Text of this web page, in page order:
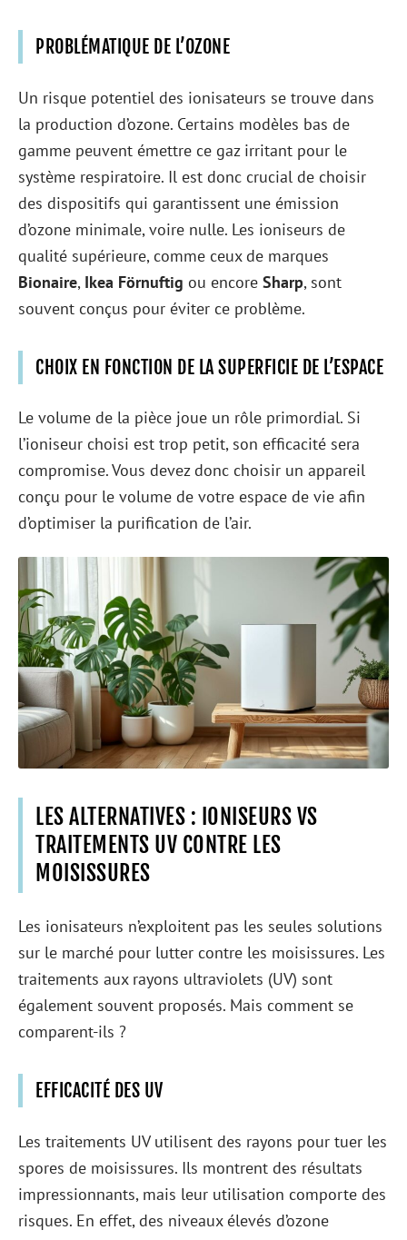
PROBLÉMATIQUE DE L’OZONE
Un risque potentiel des ionisateurs se trouve dans
la production d’ozone. Certains modèles bas de
gamme peuvent émettre ce gaz irritant pour le
système respiratoire. Il est donc crucial de choisir
des dispositifs qui garantissent une émission
d’ozone minimale, voire nulle. Les ioniseurs de
qualité supérieure, comme ceux de marques
Bionaire, Ikea Förnuftig ou encore Sharp, sont
souvent conçus pour éviter ce problème.
CHOIX EN FONCTION DE LA SUPERFICIE DE L’ESPACE
Le volume de la pièce joue un rôle primordial. Si
l’ioniseur choisi est trop petit, son efficacité sera
compromise. Vous devez donc choisir un appareil
conçu pour le volume de votre espace de vie afin
d’optimiser la purification de l’air.
LES ALTERNATIVES : IONISEURS VS
TRAITEMENTS UV CONTRE LES
MOISISSURES
Les ionisateurs n’exploitent pas les seules solutions
sur le marché pour lutter contre les moisissures. Les
traitements aux rayons ultraviolets (UV) sont
également souvent proposés. Mais comment se
comparent-ils ?
EFFICACITÉ DES UV
Les traitements UV utilisent des rayons pour tuer les
spores de moisissures. Ils montrent des résultats
impressionnants, mais leur utilisation comporte des
risques. En effet, des niveaux élevés d’ozone